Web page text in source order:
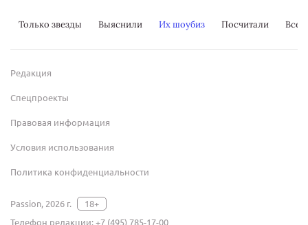
Только звезды Выяснили Их шоубиз Посчитали
Редакция
Спецпроекты
Правовая информация
Условия использования
Политика конфиденциальности
Passion, 2026 г.
18+
Телефон редакции:+7 (495) 785-17-00